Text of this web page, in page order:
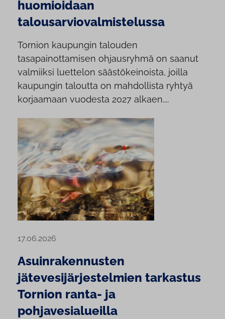
huomioidaan
talousarviovalmistelussa
Tornion kaupungin talouden
tasapainottamisen ohjausryhmä on saanut
valmiiksi luettelon säästökeinoista, joilla
kaupungin taloutta on mahdollista ryhtyä
korjaamaan vuodesta 2027 alkaen....
17.06.2026
Asuinrakennusten
jätevesijärjestelmien tarkastus
Tornion ranta- ja
pohjavesialueilla